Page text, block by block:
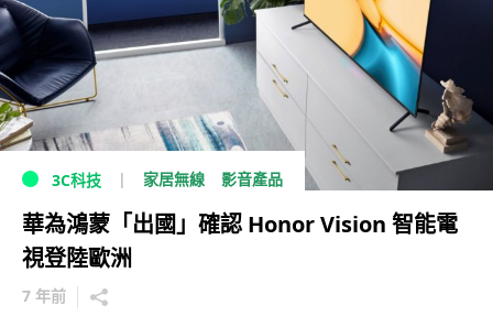
3C科技 家居無線 影音產品
華為鴻蒙「出國」確認 Honor Vision 智能電
視登陸歐洲
7 年前